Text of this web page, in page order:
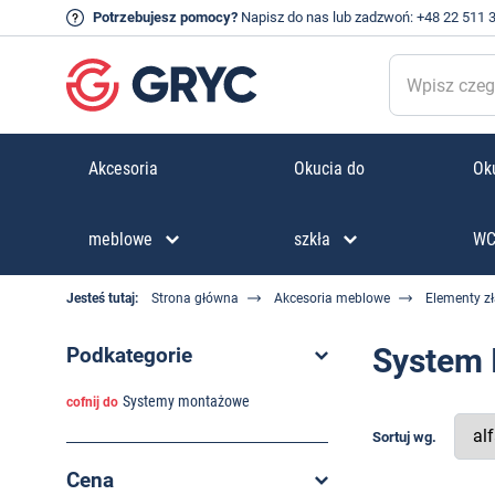
Potrzebujesz pomocy? Napisz do nas lub zadzwoń: +48 22 511
Akcesoria
meblowe
Okucia do
szkła
Jesteś tutaj: Strona główna Akcesoria meblowe Elementy
Podkategorie
cofnij do Systemy montażowe
Cena
System
Sortuj wg.